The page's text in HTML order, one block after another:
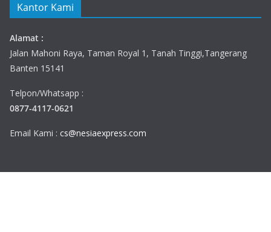
Kantor Kami
Alamat :
Jalan Mahoni Raya, Taman Royal 1, Tanah Tinggi,Tangerang
Banten 15141
Telpon/Whatsapp :
0877-4117-0621
Email Kami : cs@nesiaexpress.com